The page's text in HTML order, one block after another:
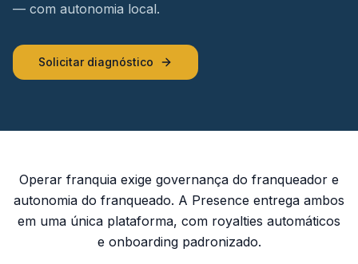
— com autonomia local.
Solicitar diagnóstico
Operar franquia exige governança do franqueador e
autonomia do franqueado. A Presence entrega ambos
em uma única plataforma, com royalties automáticos
e onboarding padronizado.